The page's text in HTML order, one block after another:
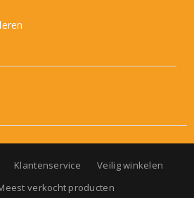
Klantenservice
Veilig winkelen
verkocht producten